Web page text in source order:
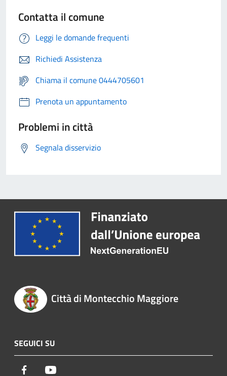
Contatta il comune
Leggi le domande frequenti
Richiedi Assistenza
Chiama il comune 0444705601
Prenota un appuntamento
Problemi in città
Segnala disservizio
Città di Montecchio Maggiore
SEGUICI SU
Facebook